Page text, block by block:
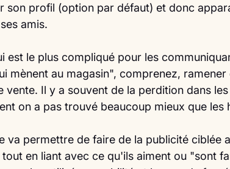
son profil (option par défaut) et donc
amis.
est le plus compliqué pour les
mènent au magasin", comprenez, ramener
vente. Il y a souvent de la perdition dans
on a pas trouvé beaucoup mieux que les
va permettre de faire de la publicité ciblée
en liant avec ce qu'ils aiment ou "sont